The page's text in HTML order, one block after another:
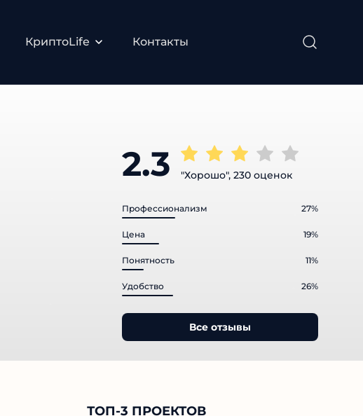
КриптоLife Контакты
2.3 "Хорошо", 230 оценок
Профессионализм 27%
Цена 19%
Понятность 11%
Удобство 26%
Все отзывы
ТОП-3 ПРОЕКТОВ